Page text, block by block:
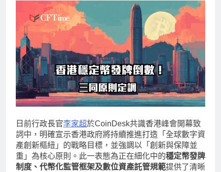
日前行政長官李家超於CoinDesk共識香港峰會開幕致
詞中，明確宣示香港政府將持續推進打造「全球數字資
產創新樞紐」的戰略目標，並強調以「創新與保障並
重」為核心原則。此一表態為正在細化中的穩定幣發牌
制度、代幣化監管框架及數位資產託管規範提供了清晰